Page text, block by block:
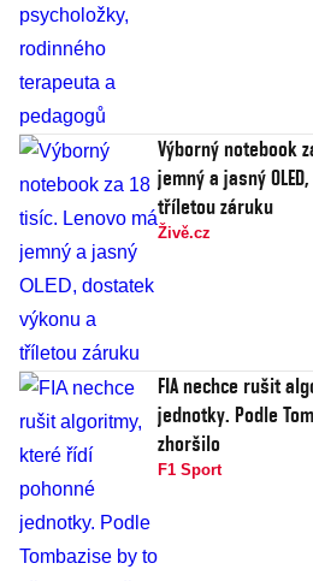
Výborný notebook
jemný a jasný
tříletou záruku
Živě.cz
FIA nechce rušit
jednotky. Podle
zhoršilo
F1 Sport